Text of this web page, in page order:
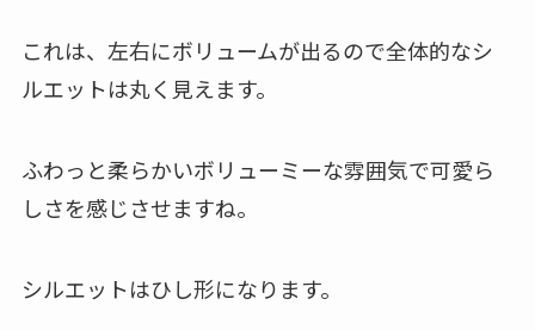
これは、左右にボリュームが出るので全体的なシ
ルエットは丸く見えます。
ふわっと柔らかいボリューミーな雰囲気で可愛ら
しさを感じさせますね。
シルエットはひし形になります。